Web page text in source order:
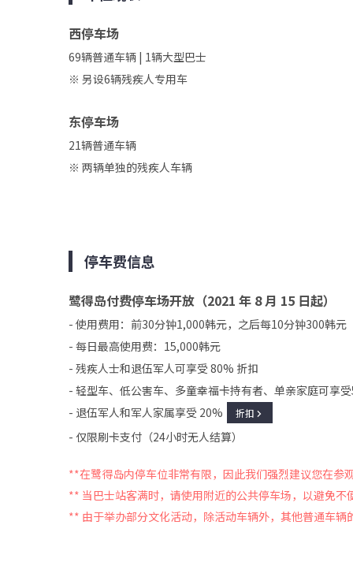
西停车场
69辆普通车辆 | 1辆大型巴士
※ 另设6辆残疾人专用车
东停车场
21辆普通车辆
※ 两辆单独的残疾人车辆
停车费信息
鹭得岛付费停车场开放（2021 年 8 月 15 日起）
- 使用费用：前30分钟1,000韩元，之后每10分钟300韩元
- 每日最高使用费：15,000韩元
- 残疾人士和退伍军人可享受 80% 折扣
- 轻型车、低公害车、多童幸福卡持有者、单亲家庭可享
- 退伍军人和军人家属享受 20%
折扣
- 仅限刷卡支付（24小时无人结算）
**在鹭得岛内停车位非常有限，因此我们强烈建议您在参
** 当巴士站客满时，请使用附近的公共停车场，以避免不
** 由于举办部分文化活动，除活动车辆外，其他普通车辆